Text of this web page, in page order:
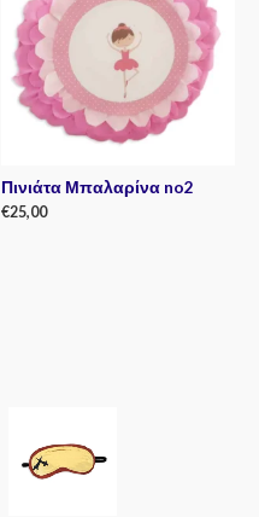
Πινιάτα Μπαλαρίνα no2
€25,00